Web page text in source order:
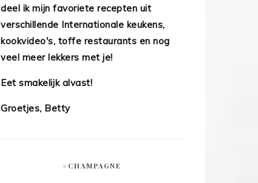
deel ik mijn favoriete recepten uit
verschillende Internationale keukens,
kookvideo's, toffe restaurants en nog
veel meer lekkers met je!
Eet smakelijk alvast!
Groetjes, Betty
#CHAMPAGNE